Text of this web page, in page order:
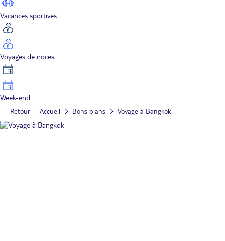
Vacances sportives
Voyages de noces
Week-end
Retour Accueil Bons plans Voyage à Bangkok